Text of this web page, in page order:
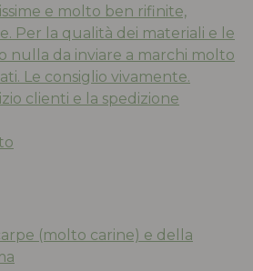
e molto ben rifinite,
Per la qualità dei materiali e le
nulla da inviare a marchi molto
Le consiglio vivamente.
clienti e la spedizione
(molto carine) e della